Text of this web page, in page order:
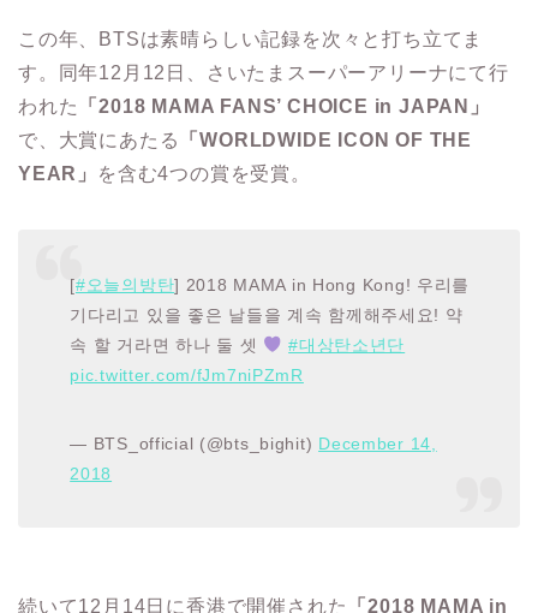
この年、BTSは素晴らしい記録を次々と打ち立てま
す。同年12月12日、さいたまスーパーアリーナにて行
われた
「2018 MAMA FANS’ CHOICE in JAPAN」
で、大賞にあたる
「WORLDWIDE ICON OF THE
YEAR」
を含む4つの賞を受賞。
[#오늘의방탄] 2018 MAMA in Hong Kong! 우리를
기다리고 있을 좋은 날들을 계속 함께해주세요! 약
속 할 거라면 하나 둘 셋
#대상탄소년단
pic.twitter.com/fJm7niPZmR
— BTS_official (@bts_bighit) December 14,
2018
続いて12月14日に香港で開催された 「2018 MAMA in